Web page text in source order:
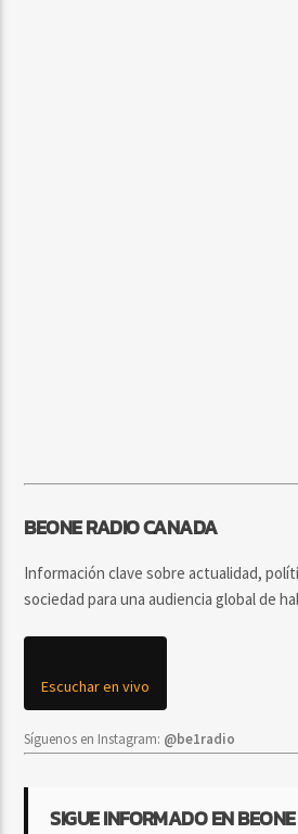
BEONE RADIO CANADA
Información clave sobre actualidad,
sociedad para una audiencia global de
Escuchar en vivo
Síguenos en Instagram: @be1radio
SIGUE INFORMADO EN